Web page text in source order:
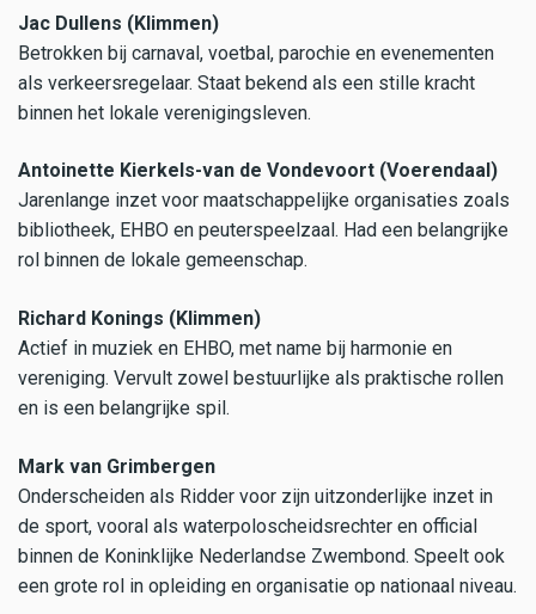
Jac Dullens (Klimmen)
Betrokken bij carnaval, voetbal, parochie en evenementen
als verkeersregelaar. Staat bekend als een stille kracht
binnen het lokale verenigingsleven.
Antoinette Kierkels-van de Vondevoort (Voerendaal)
Jarenlange inzet voor maatschappelijke organisaties zoals
bibliotheek, EHBO en peuterspeelzaal. Had een belangrijke
rol binnen de lokale gemeenschap.
Richard Konings (Klimmen)
Actief in muziek en EHBO, met name bij harmonie en
vereniging. Vervult zowel bestuurlijke als praktische rollen
en is een belangrijke spil.
Mark van Grimbergen
Onderscheiden als Ridder voor zijn uitzonderlijke inzet in
de sport, vooral als waterpoloscheidsrechter en official
binnen de Koninklijke Nederlandse Zwembond. Speelt ook
een grote rol in opleiding en organisatie op nationaal niveau.